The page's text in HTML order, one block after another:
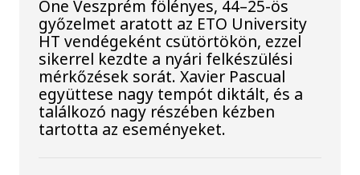
One Veszprém fölényes, 44–25-ös
győzelmet aratott az ETO University
HT vendégeként csütörtökön, ezzel
sikerrel kezdte a nyári felkészülési
mérkőzések sorát. Xavier Pascual
együttese nagy tempót diktált, és a
találkozó nagy részében kézben
tartotta az eseményeket.